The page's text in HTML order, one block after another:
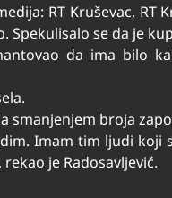
RT Kruševac, RT
Spekulisalo se da je
da ima bilo
smanjenjem broja
Imam tim ljudi koji
je Radosavljević.